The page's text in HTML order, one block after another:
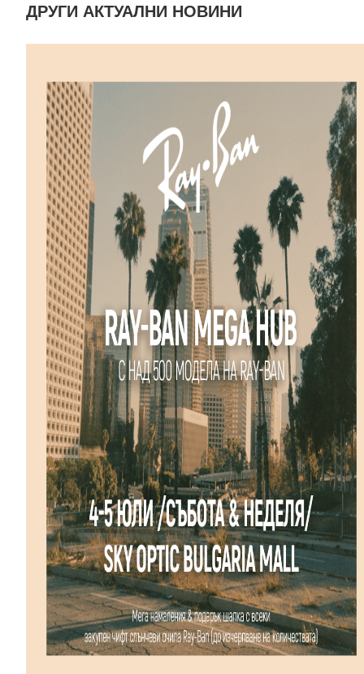
ДРУГИ АКТУАЛНИ НОВИНИ